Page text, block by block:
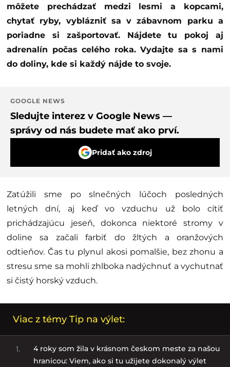
môžete prechádzať medzi lesmi a kopcami,
chytať ryby, vyblázniť sa v zábavnom parku a
poriadne si zašportovať. Nájdete tu pokoj aj
adrenalín počas celého roka. Vydajte sa s nami
do doliny, kde si každý nájde to svoje.
GOOGLE NEWS
Sledujte interez v Google News —
správy od nás budete mať ako prví.
Pridať ako zdroj
Zatúžili sme po slnečných lúčoch posledných
letných dní, aj keď vo vzduchu už bolo cítiť
prichádzajúcu jeseň, dokonca niektoré stromy v
doline sa začali farbiť do žltých a oranžových
odtieňov. Čas tu plynul akosi pomalšie, bez zhonu a
stresu sme sa mohli zhlboka nadýchnuť a vychutnať
si čistý horský vzduch.
Viac z témy Tip na výlet:
1.
4 roky som žila v krásnom českom meste za našou
hranicou: Viem, ako si tu užijete dokonalý výlet